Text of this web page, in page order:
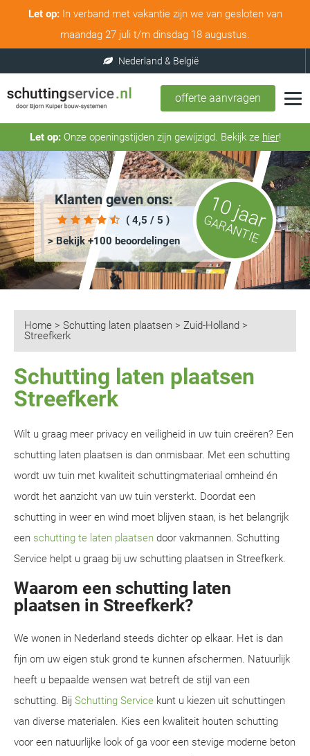
Let op:In verband met vakantie zijn we van gesloten van
maandag 27 juli t/m dinsdag 18 augustus.
offerte aanvragen
Let op:Onze openingstijden zijn gewijzigd. Bekijk ze hier!
Klanten geven ons:
( 4,5 / 5 )
> Bekijk +100 beoordelingen
10 jaar
GARANTIE
Home > Schutting laten plaatsen > Zuid-Holland >
Streefkerk
Schutting laten plaatsen
Streefkerk
Wilt u graag meer privacy en veiligheid in uw tuin creëren? Een
schutting laten plaatsen is dan onmisbaar. Met een schutting
wordt uw tuin met kwaliteit schuttingmateriaal omheind én
wordt het aanzicht van uw tuin versterkt. Doordat een
schutting in weer en wind moet blijven staan, is het belangrijk
een schutting te laten plaatsen door vakmannen. Schutting
Service helpt u graag bij uw schutting plaatsen in Streefkerk.
Waarom een schutting laten
plaatsen in Streefkerk?
We wonen in Nederland steeds dichter op elkaar. Het is dan
fijn om uw eigen stuk grond te kunnen afschermen. Natuurlijk
heeft u bepaalde wensen wat betreft de stijl van een
schutting. Bij Schutting Service kunt u kiezen uit schuttingen
van diverse materialen. Kies een kwaliteit houten schutting
voor een natuurlijke look of ga voor een stevige moderne beton